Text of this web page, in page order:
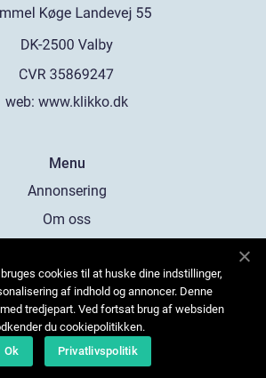
web: www.klikko.dk
Menu
Annonsering
Om oss
Kontakta oss
Sitemap
cookies til at huske dine indstillinger,
af indhold og annoncer. Denne
tredjepart. Ved fortsat brug af websiden
du cookiepolitikken.
Ok
Privatlivspolitik